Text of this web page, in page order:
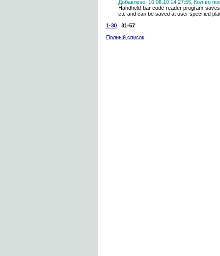
Добавлено: 10.08.10 14:27:55, Кол-во
Handheld bar code reader program
etc and can be saved at user specified
1-30
31-57
Полный список